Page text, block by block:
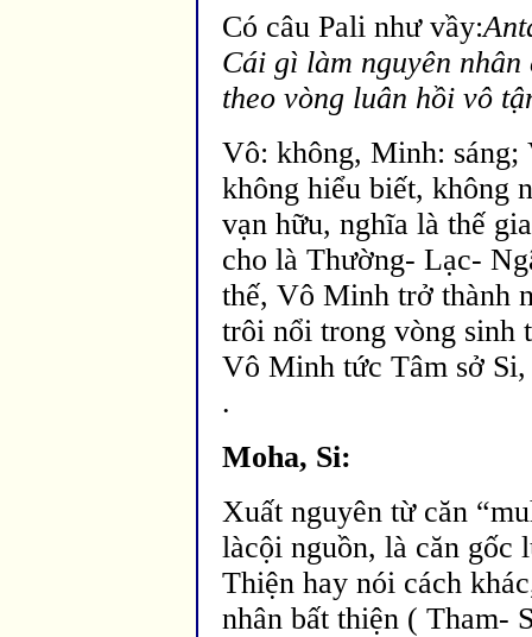
Có câu Pali như vầy:
Cái gì làm nguyên
theo vòng luân hồi vô
Vô: không, Minh: sáng;
không hiểu biết, không
vạn hữu, nghĩa là thế
cho là Thường- Lạc-
thế, Vô Minh trở thành
trôi nổi trong vòng sinh
Vô Minh tức Tâm sở
.
Moha, Si:
Xuất nguyên từ căn
làcội nguồn, là căn gốc
Thiện hay nói cách
nhân bất thiện ( Tham-